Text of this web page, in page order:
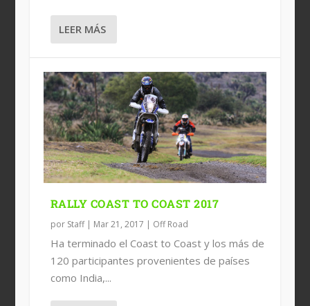
LEER MÁS
RALLY COAST TO COAST 2017
por Staff| Mar 21, 2017 | Off Road
Ha terminado el Coast to Coast y los más de
120 participantes provenientes de países
como India,...